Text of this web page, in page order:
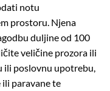
notu
prostoru. Njena
duljine od 100
veličine prozora ili
ili poslovnu upotrebu,
paravane te